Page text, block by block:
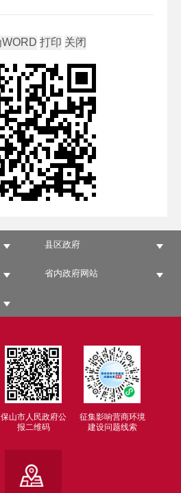
县区政府
省内政府网站
保山市人民政府公
报二维码
征集影响营商环境
建设问题线索